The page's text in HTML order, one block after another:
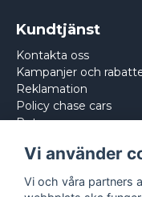
Kundtjänst
Kontakta oss
Kampanjer och
Reklamation
Policy chase cars
Returnera
Vi använder
Vi och våra partners